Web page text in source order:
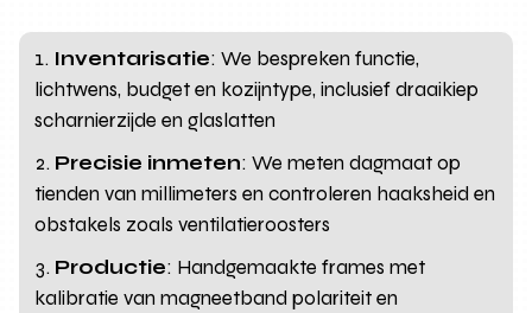
Inventarisatie: We bespreken functie,
lichtwens, budget en kozijntype, inclusief draaikiep
scharnierzijde en glaslatten
Precisie inmeten: We meten dagmaat op
tienden van millimeters en controleren haaksheid en
obstakels zoals ventilatieroosters
Productie: Handgemaakte frames met
kalibratie van magneetband polariteit en